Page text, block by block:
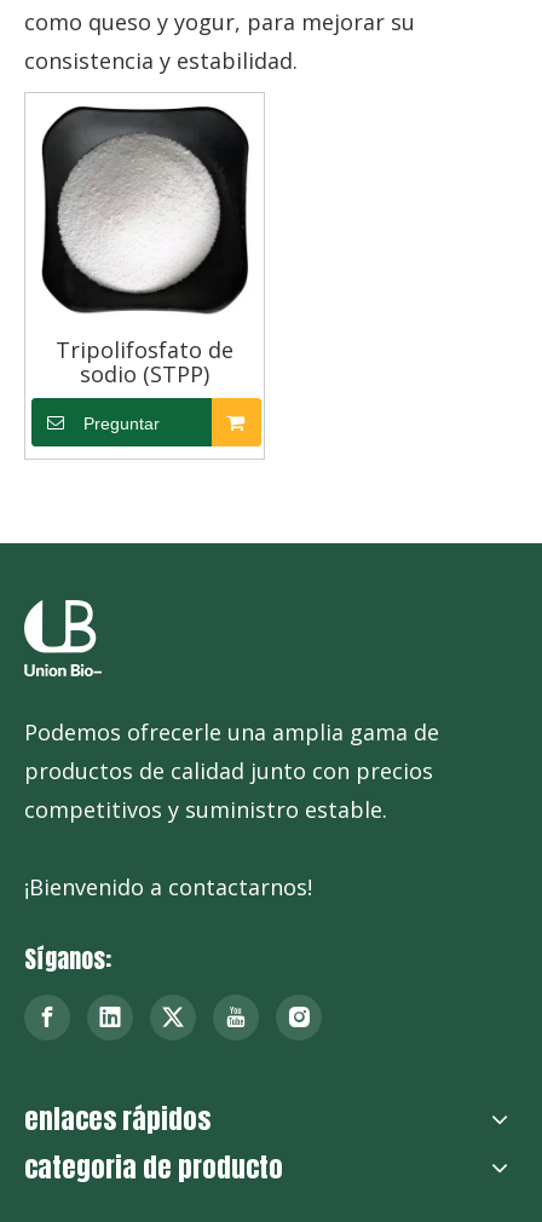
como queso y yogur, para mejorar su
consistencia y estabilidad.
Tripolifosfato de
sodio (STPP)
Preguntar
Podemos ofrecerle una amplia gama de
productos de calidad junto con precios
competitivos y suministro estable.
¡Bienvenido a contactarnos!
Síganos:
enlaces rápidos
categoria de producto